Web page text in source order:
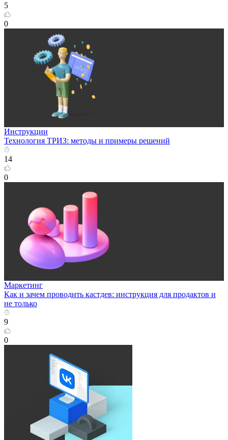
5
0
Инструкции
Технология ТРИЗ: методы и примеры решений
14
0
Маркетинг
Как и зачем проводить кастдев: инструкция для продактов и
не только
9
0